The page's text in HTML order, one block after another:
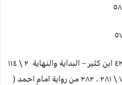
[4] : البخاري – الصحيح ١ \ ٤٢٦ ابن کثير – البداية والنهاية ٢ \ ١١٤
، ١١٥ ، انظر الطبري – التفسير ٧ \ ٢٨١ ، ٢٨٢ من رواية امام احمد (